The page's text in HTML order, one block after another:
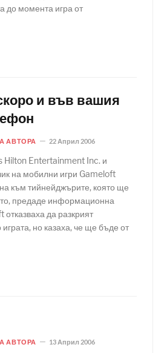
до момента игра от
и във вашия
АВТОРА 22 Април 2006
Hilton Entertainment Inc. и
на мобилни игри Gameloft
към тийнейджърите, която ще
предаде информационна
да разкрият
но казаха, че ще бъде от
АВТОРА 13 Април 2006